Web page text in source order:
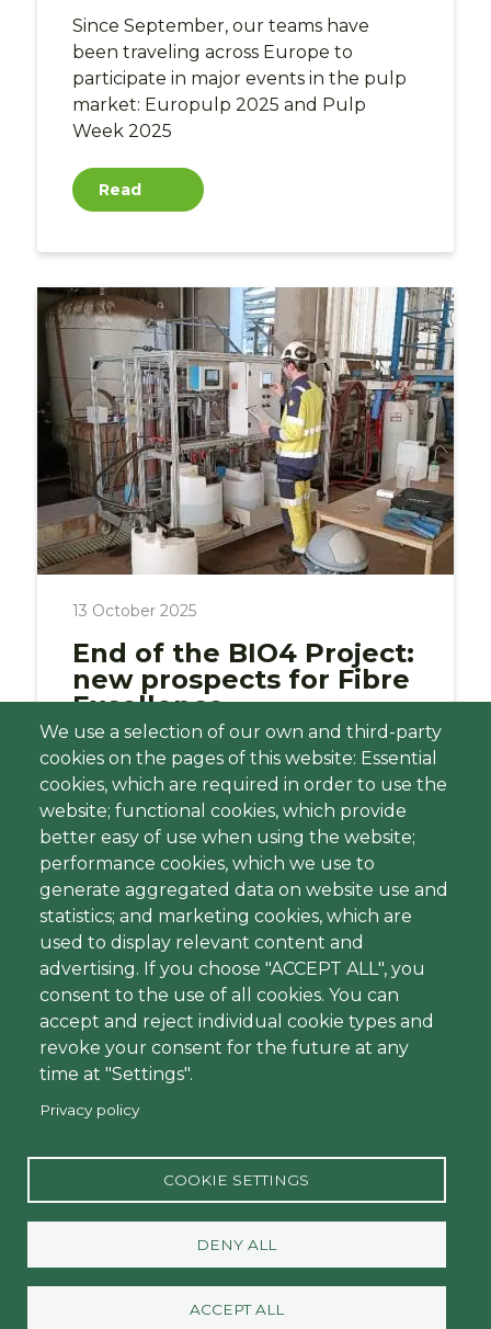
Since September, our teams have
been traveling across Europe to
participate in major events in the pulp
market: Europulp 2025 and Pulp
Week 2025
Read
13 October 2025
End of the BIO4 Project:
new prospects for Fibre
Excellence
After nearly four years of effort, the
BIO4 project has officially been
completed, crowning an ambitious
endeavour led by our Research and
Development (R&D) teams
Read
We use a selection of our own and third-party
cookies on the pages of this website: Essential
cookies, which are required in order to use the
website; functional cookies, which provide
better easy of use when using the website;
performance cookies, which we use to
generate aggregated data on website use and
statistics; and marketing cookies, which are
used to display relevant content and
advertising. If you choose "ACCEPT ALL", you
consent to the use of all cookies. You can
accept and reject individual cookie types and
revoke your consent for the future at any
time at "Settings".
Privacy policy
COOKIE SETTINGS
DENY ALL
ACCEPT ALL
de
page
Legal notice
Politique de protection des données
personnelles
Politique de gestion des cookies
Social